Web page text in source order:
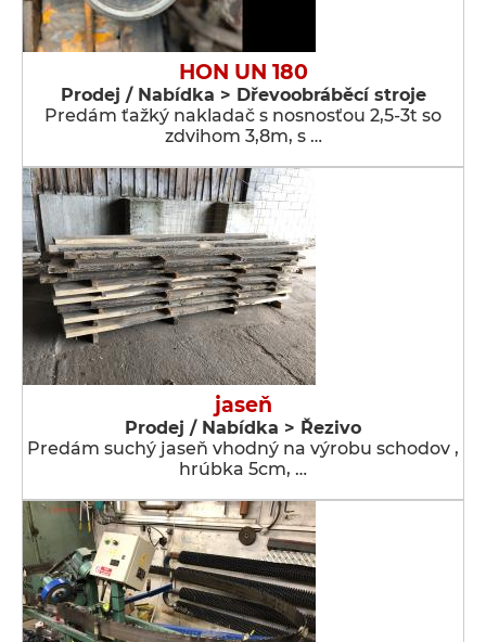
HON UN 180
Prodej / Nabídka > Dřevoobráběcí stroje
Predám ťažký nakladač s nosnosťou 2,5-3t so
zdvihom 3,8m, s …
jaseň
Prodej / Nabídka > Řezivo
Predám suchý jaseň vhodný na výrobu schodov ,
hrúbka 5cm, …